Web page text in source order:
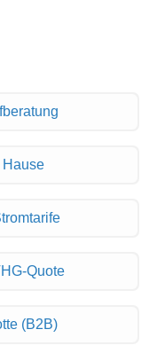
Quote
(B2B)